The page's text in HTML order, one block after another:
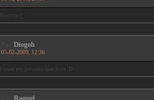
Goostei (:
Diogoh
05-02-2009, 12:36
Fiquei em primeiro que bom :D
Raquel